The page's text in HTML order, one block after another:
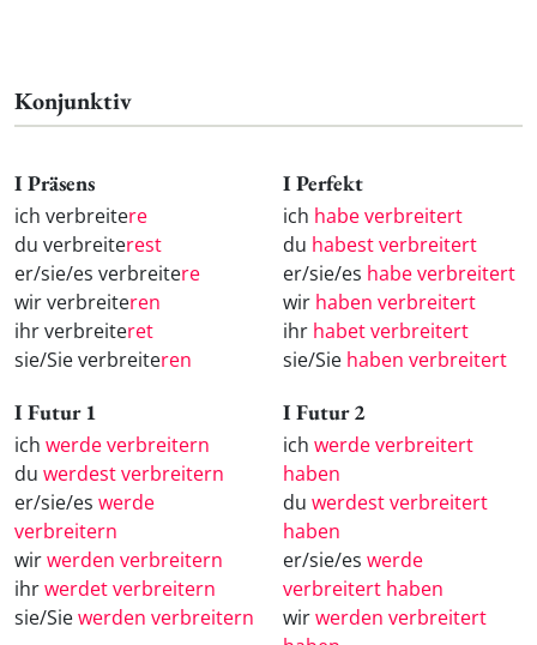
Konjunktiv
I Präsens
ich verbreitere
du verbreiterest
er/sie/es verbreitere
wir verbreiteren
ihr verbreiteret
sie/Sie verbreiteren
I Perfekt
ich habe verbreitert
du habest verbreitert
er/sie/es habe verbreitert
wir haben verbreitert
ihr habet verbreitert
sie/Sie haben verbreitert
I Futur 1
ich werde verbreitern
du werdest verbreitern
er/sie/es werde
verbreitern
wirwerden verbreitern
ihrwerdet verbreitern
sie/Siewerden verbreitern
I Futur 2
ich werde verbreitert
haben
du werdest verbreitert
haben
er/sie/es werde
verbreitert haben
wirwerden verbreitert